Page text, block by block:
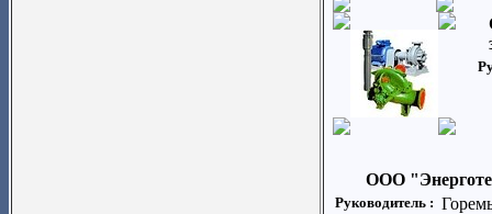
ООО
Руководитель :